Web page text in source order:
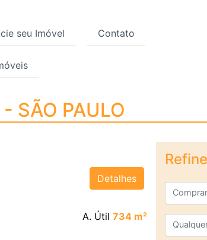
seu Imóvel Contato
- SÃO PAULO
SÃO PAULO
Detalhes
A. Útil 734 m²
Comprar